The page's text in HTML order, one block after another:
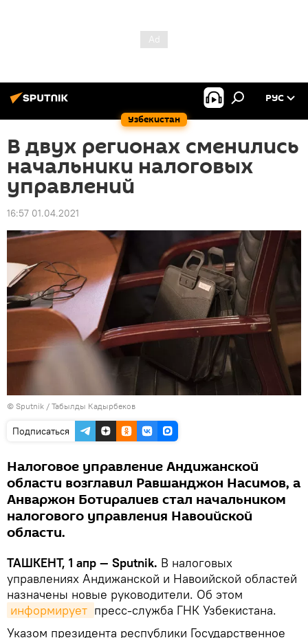
Узбекистан
РУС
В двух регионах сменились
начальники налоговых
управлений
16:57 01.04.2021
© Sputnik / Табылды Кадырбеков
Подписаться
Налоговое управление Андижанской
области возглавил Равшанджон Насимов, а
Анваржон Ботиралиев стал начальником
налогового управления Навоийской
области.
ТАШКЕНТ, 1 апр — Sputnik. В налоговых
управлениях Андижанской и Навоийской областей
назначены новые руководители. Об этом
информирует пресс-служба ГНК Узбекистана.
Указом президента республики Государственное